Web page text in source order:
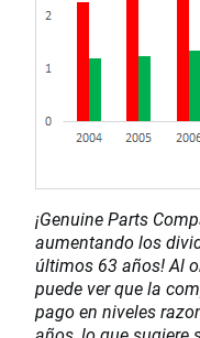
¡Genuine Parts
aumentando los
últimos 63 años! Al
puede ver que la
pago en niveles